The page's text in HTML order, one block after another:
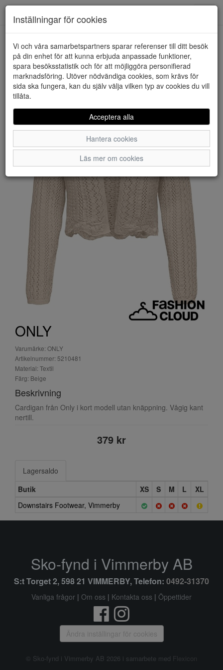
HEM ONLY
ONLY
Varumärke: ONLY
Artikelnummer: 5210481
Material: Textil
Färg: Beige
Beskrivning
Cardigan från Only i kort modell utan knäppning. Vågig kant
nertill.
379 kr
Lagersaldo
Butik
XS S M L
XL
Downstairs Footwear, Vimmerby
Inställningar för cookies
Vi och våra samarbetspartners sparar referenser till ditt besök
på din enhet för att kunna erbjuda anpassade funktioner,
spara besöksstatistik och för att möjliggöra personifierad
marknadsföring. Utöver nödvändiga cookies, som krävs för
sida ska fungera, kan du själv välja vilken typ av cookies du vill
tillåta.
Acceptera alla
Hantera cookies
Läs mer om cookies
Sko-fynd i Vimmerby AB
S:t Torget 2, 598 21 VIMMERBY, Telefon: 0492-31370
Vanliga frågor | Om oss | Kontakta oss | Öppettider
Ändra inställingar för cookies
© Sko-fynd i Vimmerby AB 2026 i samarbete med Flexicon